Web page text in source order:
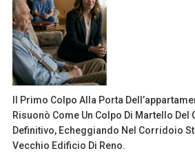
Il Primo Colpo Alla Porta
Risuonò Come Un Colpo Di Martello Del
Definitivo, Echeggiando Nel Corridoio
Vecchio Edificio Di Reno.